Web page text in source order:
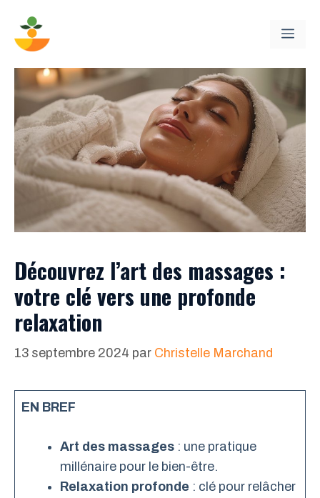
contenu
Découvrez l’art des massages :
votre clé vers une profonde
relaxation
13 septembre 2024 par Christelle Marchand
EN BREF
Art des massages : une pratique
millénaire pour le bien-être.
Relaxation profonde : clé pour relâcher